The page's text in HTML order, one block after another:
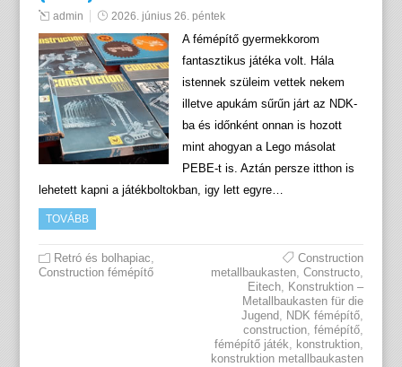
admin 2026. június 26. péntek
A fémépítő gyermekkorom
fantasztikus játéka volt. Hála
istennek szüleim vettek nekem
illetve apukám sűrűn járt az NDK-
ba és időnként onnan is hozott
mint ahogyan a Lego másolat
PEBE-t is. Aztán persze itthon is
lehetett kapni a játékboltokban, igy lett egyre…
TOVÁBB
Retró és bolhapiac,
Construction fémépítő
Construction
metallbaukasten,Constructo,
Eitech, Konstruktion –
Metallbaukasten für die
Jugend, NDK fémépítő,
construction,fémépítő,
fémépítő játék, konstruktion,
konstruktion metallbaukasten